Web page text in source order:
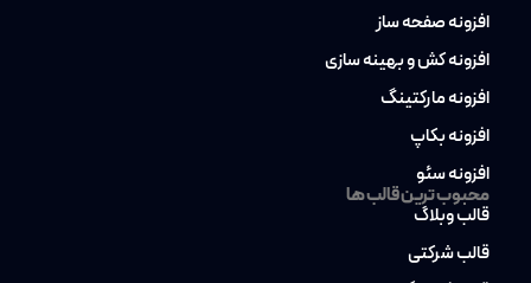
افزونه صفحه ساز
افزونه کش و بهینه سازی
افزونه مارکتینگ
افزونه بکاپ
افزونه سئو
محبوب ترین قالب ها
قالب وبلاگ
قالب شرکتی